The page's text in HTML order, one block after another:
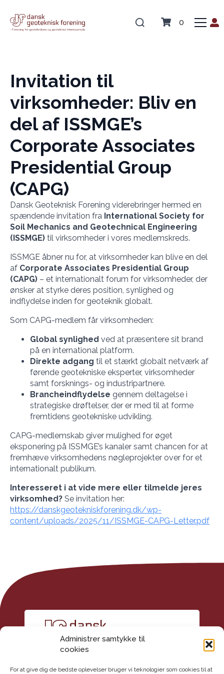
Administrer samtykke til
cookies
For at give dig de bedste oplevelser bruger vi teknologier som cookies til at
0
Invitation til
virksomheder: Bliv en
del af ISSMGE’s
Corporate Associates
Presidential Group
(CAPG)
Dansk Geoteknisk Forening viderebringer hermed en
spændende invitation fra International Society for
Soil Mechanics and Geotechnical Engineering
(ISSMGE) til virksomheder i vores medlemskreds.
ISSMGE åbner nu for, at virksomheder kan blive en del
af Corporate Associates Presidential Group
(CAPG) – et internationalt forum for virksomheder, der
ønsker at styrke deres position, synlighed og
indflydelse inden for geoteknik globalt.
Som CAPG-medlem får virksomheden:
Global synlighed ved at præsentere sit brand
på en international platform.
Direkte adgang til et stærkt globalt netværk af
førende geotekniske eksperter, virksomheder
samt forsknings- og industripartnere.
Brancheindflydelse gennem deltagelse i
strategiske drøftelser, der er med til at forme
fremtidens geotekniske udvikling.
CAPG-medlemskab giver mulighed for øget
eksponering på ISSMGE’s kanaler samt chancen for at
fremhæve virksomhedens nøgleprojekter over for et
internationalt publikum.
Interesseret i at vide mere eller tilmelde jeres
virksomhed? Se invitation her:
https://danskgeotekniskforening.dk/wp-
content/uploads/2025/11/ISSMGE-CAPG-Letter.pdf